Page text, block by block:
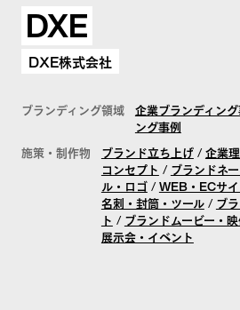
DXE
DXE株式会社
ブランディング領域 企業ブランディン
ング事例
施策・制作物
ブランド立ち上げ/企業
コンセプト / ブランドネ
ル・ロゴ/WEB・ECサイ
名刺・封筒・ツール/ ブ
ト / ブランドムービー・
展示会・イベント